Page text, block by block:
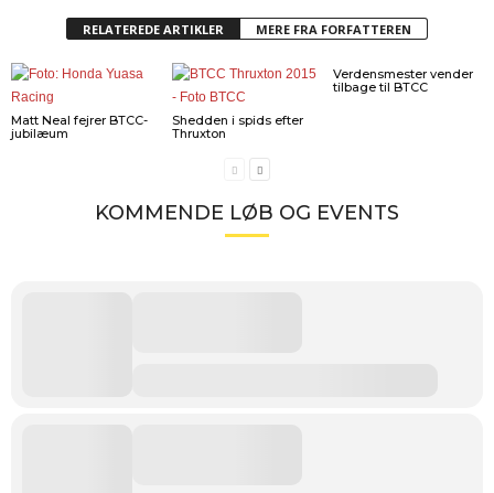
RELATEREDE ARTIKLER MERE FRA FORFATTEREN
Matt Neal fejrer BTCC-
jubilæum
Shedden i spids efter
Thruxton
Verdensmester vender
tilbage til BTCC
KOMMENDE LØB OG EVENTS